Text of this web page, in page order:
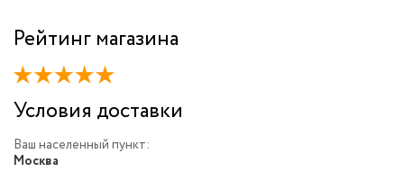
Рейтинг магазина
Условия доставки
Ваш населенный пункт:
Москва